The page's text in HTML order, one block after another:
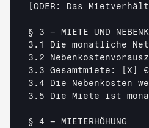
[ODER: Das
§ 3 – MIETE UND
3.1 Die monatliche
3.2
3.3 Gesamtmiete:
[X]
€
3.4 Die Nebenkosten
3.5 Die Miete ist
§ 4 – MIETERHÖHUNG